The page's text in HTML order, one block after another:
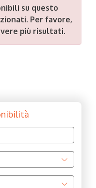
su questo
Per favore,
più risultati.